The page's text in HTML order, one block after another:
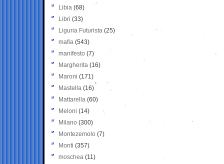
Libia (68)
Libri (33)
Liguria Futurista (25)
mafia (543)
manifesto (7)
Margherita (16)
Maroni (171)
Mastella (16)
Mattarella (60)
Meloni (14)
Milano (300)
Montezemolo (7)
Monti (357)
moschea (11)